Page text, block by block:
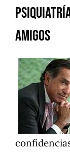
Amigos